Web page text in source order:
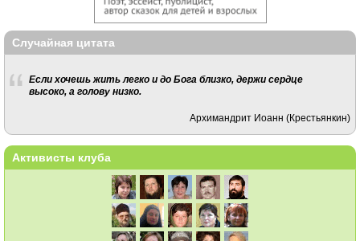
Случайная цитата
Если хочешь жить легко и до Бога близко, держи сердце
высоко, а голову низко.
Архимандрит Иоанн (Крестьянкин)
Активисты клуба